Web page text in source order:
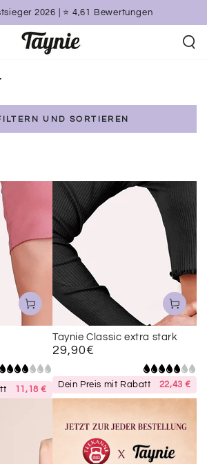
2026 | ⭐️ 4,61 Bewertungen
UND SORTIEREN
11,18 €
Taynie Classic extra stark
Regulärer
29,90€
Dein Preis mit Rabatt 22,43 €